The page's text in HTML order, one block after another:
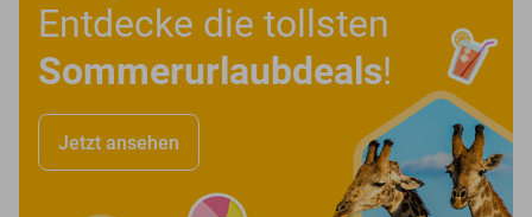
Entdecke die tollsten
Sommerurlaubdeals!
Jetzt ansehen